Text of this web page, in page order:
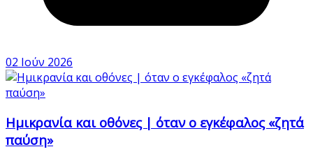
02 Ιούν 2026
Ημικρανία και οθόνες | όταν ο εγκέφαλος «ζητά
παύση»